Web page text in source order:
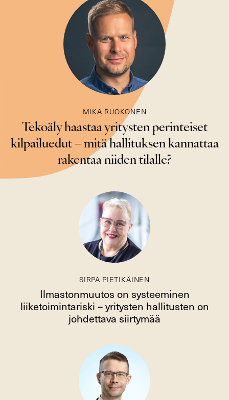
MIKA RUOKONEN
Tekoäly haastaa yritysten perinteiset
kilpailuedut – mitä hallituksen kannattaa
rakentaa niiden tilalle?
SIRPA PIETIKÄINEN
Ilmastonmuutos on systeeminen
liiketoimintariski – yritysten hallitusten on
johdettava siirtymää